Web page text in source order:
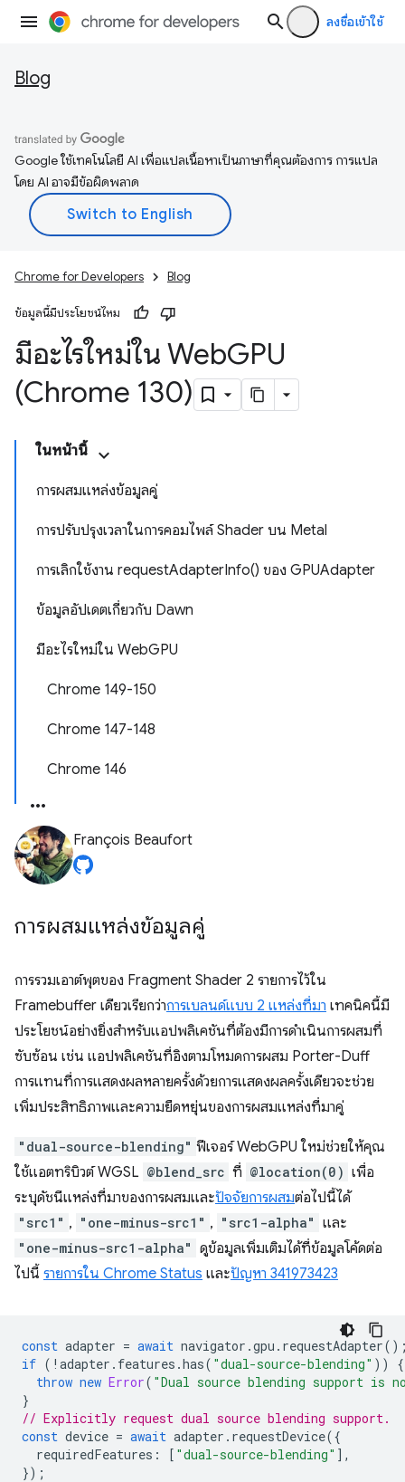
ลงชื่อเข้าใช้
Blog
Google ใช้เทคโนโลยี AI เพื่อแปลเนื้อหาเป็นภาษาที่คุณต้องการ การแปล
โดย AI อาจมีข้อผิดพลาด
Chrome for Developers Blog
ข้อมูลนี้มีประโยชน์ไหม
มีอะไรใหม่ใน WebGPU
(Chrome 130)
ในหน้านี้
การผสมแหล่งข้อมูลคู่
การปรับปรุงเวลาในการคอมไพล์ Shader บน Metal
การเลิกใช้งาน requestAdapterInfo() ของ GPUAdapter
ข้อมูลอัปเดตเกี่ยวกับ Dawn
มีอะไรใหม่ใน WebGPU
Chrome 149-150
Chrome 147-148
Chrome 146
François Beaufort
การผสมแหล่งข้อมูลคู่
การรวมเอาต์พุตของ Fragment Shader 2 รายการไว้ใน
Framebuffer เดียวเรียกว่าการเบลนด์แบบ 2 แหล่งที่มา เทคนิคนี้มี
ประโยชน์อย่างยิ่งสำหรับแอปพลิเคชันที่ต้องมีการดำเนินการผสมที่
ซับซ้อน เช่น แอปพลิเคชันที่อิงตามโหมดการผสม Porter-Duff
การแทนที่การแสดงผลหลายครั้งด้วยการแสดงผลครั้งเดียวจะช่วย
เพิ่มประสิทธิภาพและความยืดหยุ่นของการผสมแหล่งที่มาคู่
"dual-source-blending" ฟีเจอร์ WebGPU ใหม่ช่วยให้คุณ
ใช้แอตทริบิวต์ WGSL @blend_src ที่ @location(0) เพื่อ
ระบุดัชนีแหล่งที่มาของการผสมและปัจจัยการผสมต่อไปนี้ได้
"src1" , "one-minus-src1" , "src1-alpha" และ
"one-minus-src1-alpha" ดูข้อมูลเพิ่มเติมได้ที่ข้อมูลโค้ดต่อ
ไปนี้ รายการใน Chrome Status และปัญหา 341973423
const adapter = await navigator .gpu . requestAdapter
if ( ! adapter . features .has( "dual-source-blending" ))
{
throw new Error( "Dual source blending support is
}
// Explicitly request dual source blending support.
const device = await adapter . requestDevice({
requiredFeatures : [ "dual-source-blending" ],
});